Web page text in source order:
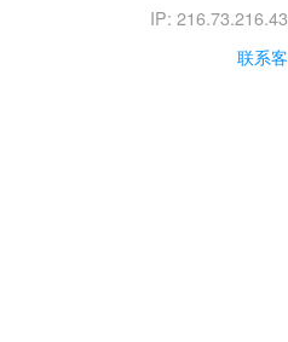
IP: 216.73.216.43
联系